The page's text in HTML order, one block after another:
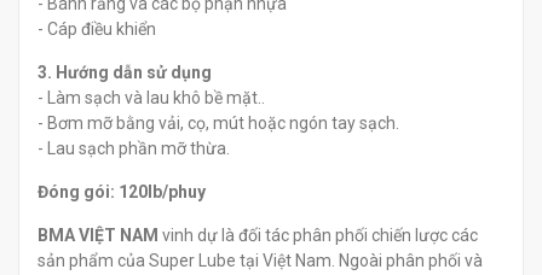
- Cáp điều khiển
3. Hướng dẫn sử dụng
- Làm sạch và lau khô bề mặt..
- Bơm mỡ bằng vải, cọ, mút hoặc ngón tay sạch.
- Lau sạch phần mỡ thừa.
Đóng gói: 120lb/phuy
BMA VIỆT NAM vinh dự là đối tác phân phối chiến lược các
sản phẩm của Super Lube tại Việt Nam. Ngoài phân phối và